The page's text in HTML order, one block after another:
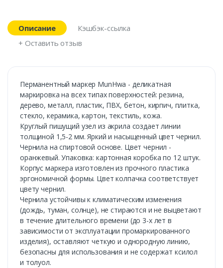
Описание
Кэшбэк-ссылка
+ Оставить отзыв
Перманентный маркер MunHwa - деликатная
маркировка на всех типах поверхностей: резина,
дерево, металл, пластик, ПВХ, бетон, кирпич, плитка,
стекло, керамика, картон, текстиль, кожа.
Круглый пишущий узел из акрила создает линии
толщиной 1,5-2 мм. Яркий и насыщенный цвет чернил.
Чернила на спиртовой основе. Цвет чернил -
оранжевый. Упаковка: картонная коробка по 12 штук.
Корпус маркера изготовлен из прочного пластика
эргономичной формы. Цвет колпачка соответствует
цвету чернил.
Чернила устойчивы к климатическим изменения
(дождь, туман, солнце), не стираются и не выцветают
в течение длительного времени (до 3-х лет в
зависимости от эксплуатации промаркированного
изделия), оставляют четкую и однородную линию,
безопасны для использования и не содержат ксилол
и толуол.